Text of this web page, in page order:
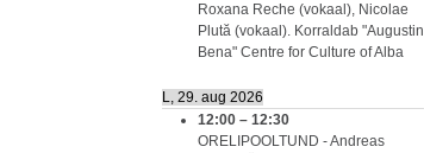
Roxana Reche (vokaal), Nicolae
Plută (vokaal). Korraldab "Augustin
Bena" Centre for Culture of Alba
L, 29. aug 2026
12:00 – 12:30
ORELIPOOLTUND - Andreas